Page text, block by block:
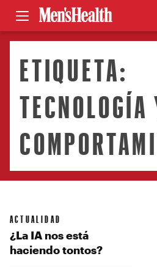
ETIQUETA:
TECNOLOGÍA
ACTUALIDAD
¿La IA nos está
haciendo tontos?